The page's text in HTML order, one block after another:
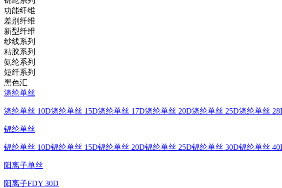
功能纤维
差别纤维
新型纤维
纱线系列
粘胶系列
氨纶系列
短纤系列
黑色汇
涤纶单丝
涤纶单丝 10D涤纶单丝 15D涤纶单丝 17D涤纶单丝 20D涤纶单丝 25D涤纶单丝
锦纶单丝
锦纶单丝 10D锦纶单丝 15D锦纶单丝 20D锦纶单丝 25D锦纶单丝 30D锦纶单丝
阳离子单丝
阳离子FDY 30D